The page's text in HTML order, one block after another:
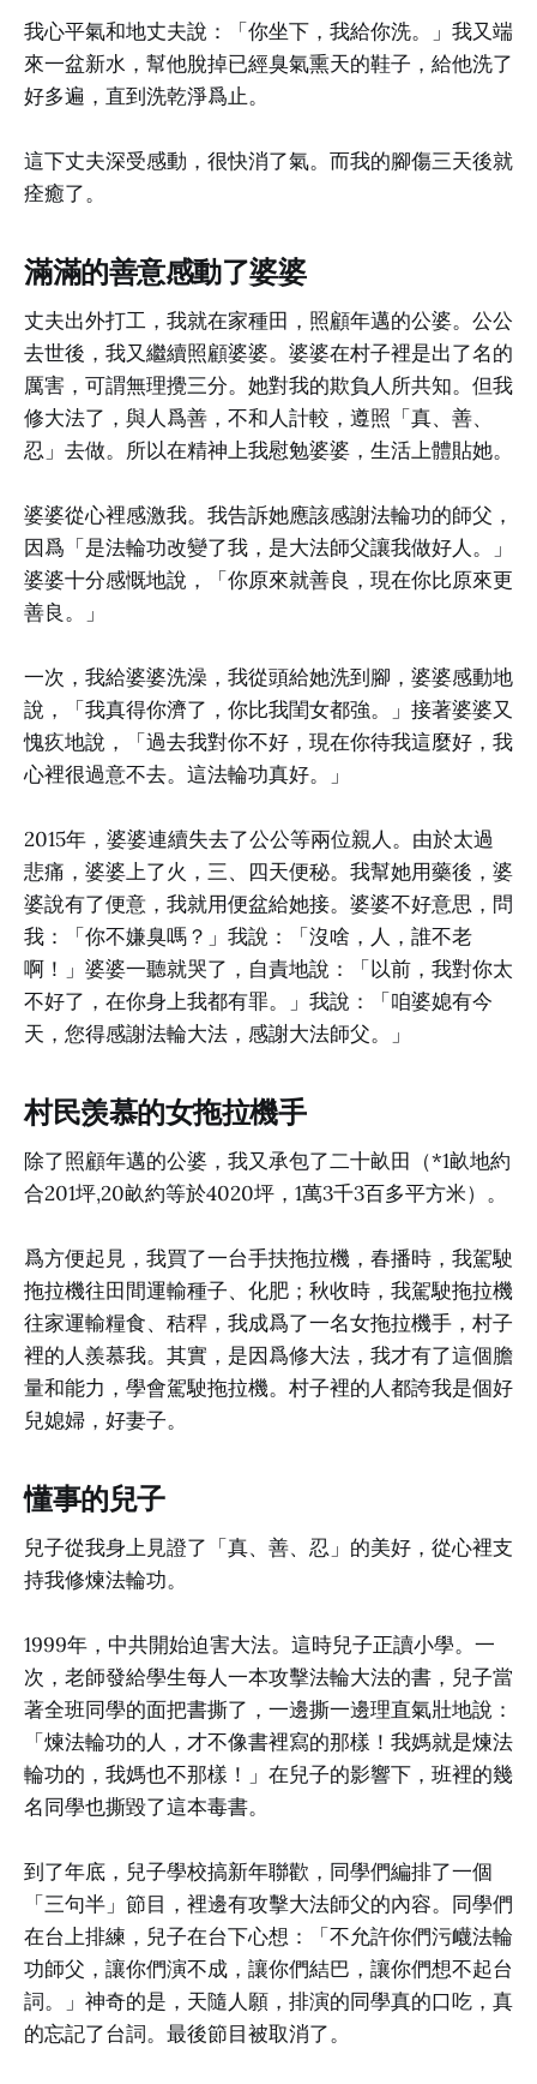
我心平氣和地丈夫說：「你坐下，我給你洗。」我又端
來一盆新水，幫他脫掉已經臭氣熏天的鞋子，給他洗了
好多遍，直到洗乾淨爲止。
這下丈夫深受感動，很快消了氣。而我的腳傷三天後就
痊癒了。
滿滿的善意感動了婆婆
丈夫出外打工，我就在家種田，照顧年邁的公婆。公公
去世後，我又繼續照顧婆婆。婆婆在村子裡是出了名的
厲害，可謂無理攪三分。她對我的欺負人所共知。但我
修大法了，與人爲善，不和人計較，遵照「真、善、
忍」去做。所以在精神上我慰勉婆婆，生活上體貼她。
婆婆從心裡感激我。我告訴她應該感謝法輪功的師父，
因爲「是法輪功改變了我，是大法師父讓我做好人。」
婆婆十分感慨地說，「你原來就善良，現在你比原來更
善良。」
一次，我給婆婆洗澡，我從頭給她洗到腳，婆婆感動地
說，「我真得你濟了，你比我閨女都強。」接著婆婆又
愧疚地說，「過去我對你不好，現在你待我這麼好，我
心裡很過意不去。這法輪功真好。」
2015年，婆婆連續失去了公公等兩位親人。由於太過
悲痛，婆婆上了火，三、四天便秘。我幫她用藥後，婆
婆說有了便意，我就用便盆給她接。婆婆不好意思，問
我：「你不嫌臭嗎？」我說：「沒啥，人，誰不老
啊！」婆婆一聽就哭了，自責地說：「以前，我對你太
不好了，在你身上我都有罪。」我說：「咱婆媳有今
天，您得感謝法輪大法，感謝大法師父。」
村民羡慕的女拖拉機手
除了照顧年邁的公婆，我又承包了二十畝田（*1畝地約
合201坪,20畝約等於4020坪，1萬3千3百多平方米）。
爲方便起見，我買了一台手扶拖拉機，春播時，我駕駛
拖拉機往田間運輸種子、化肥；秋收時，我駕駛拖拉機
往家運輸糧食、秸稈，我成爲了一名女拖拉機手，村子
裡的人羨慕我。其實，是因爲修大法，我才有了這個膽
量和能力，學會駕駛拖拉機。村子裡的人都誇我是個好
兒媳婦，好妻子。
懂事的兒子
兒子從我身上見證了「真、善、忍」的美好，從心裡支
持我修煉法輪功。
1999年，中共開始迫害大法。這時兒子正讀小學。一
次，老師發給學生每人一本攻擊法輪大法的書，兒子當
著全班同學的面把書撕了，一邊撕一邊理直氣壯地說：
「煉法輪功的人，才不像書裡寫的那樣！我媽就是煉法
輪功的，我媽也不那樣！」在兒子的影響下，班裡的幾
名同學也撕毀了這本毒書。
到了年底，兒子學校搞新年聯歡，同學們編排了一個
「三句半」節目，裡邊有攻擊大法師父的內容。同學們
在台上排練，兒子在台下心想：「不允許你們污衊法輪
功師父，讓你們演不成，讓你們結巴，讓你們想不起台
詞。」神奇的是，天隨人願，排演的同學真的口吃，真
的忘記了台詞。最後節目被取消了。